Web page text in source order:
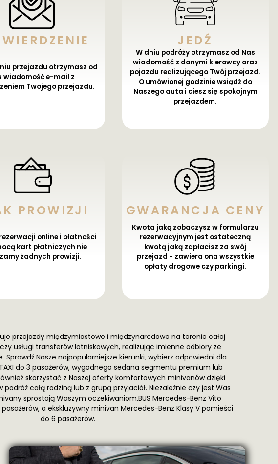
przejazdu otrzymasz od
wiadomość e-mail z
Twojego przejazdu.
JEDŹ
W dniu podróży otrzymasz od Nas
wiadomość z danymi kierowcy oraz
pojazdu realizującego Twój przejazd.
O umówionej godzinie wsiądź do
Naszego auta i ciesz się spokojnym
przejazdem.
PROWIZJI
online i płatności
kart płatniczych nie
żadnych prowizji.
GWARANCJA CENY
Kwota jaką zobaczysz w formularzu
rezerwacyjnym jest ostateczną
kwotą jaką zapłacisz za swój
przejazd - zawiera ona wszystkie
opłaty drogowe czy parkingi.
przejazdy międzymiastowe i międzynarodowe na terenie całej
usługi transferów lotniskowych, realizując imienne odbiory ze
Sprawdź Nasze najpopularniejsze kierunki, wybierz odpowiedni dla
do 3 pasażerów, wygodnego sedana segmentu premium lub
skorzystać z Naszej oferty komfortowych minivanów dzięki
całą rodziną lub z grupą przyjaciół. Niezależnie czy jest Was
sprostają Waszym oczekiwaniom.BUS Mercedes-Benz Vito
a ekskluzywny minivan Mercedes-Benz Klasy V pomieści
do 6 pasażerów.